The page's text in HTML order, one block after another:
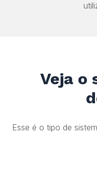
Veja o
Esse é o tipo de